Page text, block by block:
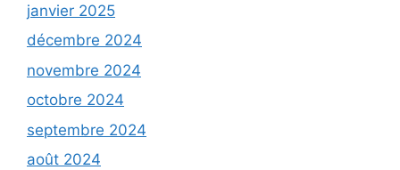
janvier 2025
décembre 2024
novembre 2024
octobre 2024
septembre 2024
août 2024